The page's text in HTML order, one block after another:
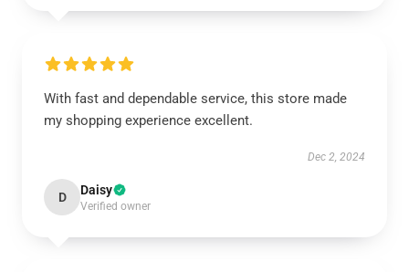
With fast and dependable service, this store made
my shopping experience excellent.
Dec 2, 2024
D Daisy
Verified owner